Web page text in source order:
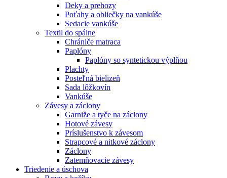
Deky a prehozy
Poťahy a obliečky na vankúše
Sedacie vankúše
Textil do spálne
Chrániče matraca
Paplóny
Paplóny so syntetickou výplňou
Plachty
Posteľná bielizeň
Sada lôžkovín
Vankúše
Závesy a záclony
Garniže a tyče na záclony
Hotové závesy
Príslušenstvo k závesom
Strapcové a nitkové záclony
Záclony
Zatemňovacie závesy
Triedenie a úschova